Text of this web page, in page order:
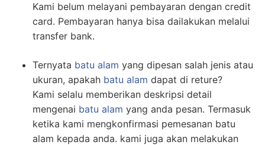
Kami belum melayani pembayaran dengan credit
card. Pembayaran hanya bisa dailakukan melalui
transfer bank.
Ternyata batu alam yang dipesan salah jenis atau
ukuran, apakah batu alam dapat di reture?
Kami selalu memberikan deskripsi detail
mengenai batu alam yang anda pesan. Termasuk
ketika kami mengkonfirmasi pemesanan batu
alam kepada anda. kami juga akan melakukan